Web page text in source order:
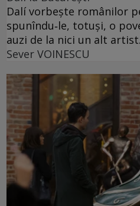
Dalí vorbește românilor
spunîndu‑le, totuși, o
auzi de la nici un alt artist.
Sever VOINESCU